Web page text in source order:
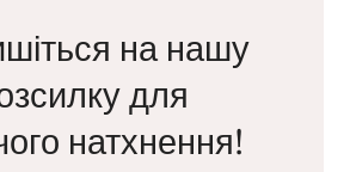
на нашу
для
натхнення!